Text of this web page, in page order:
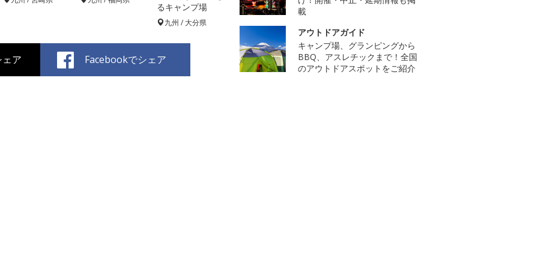
るキャンプ場
九州 / 大分県
ア Facebookでシェア
載
アウトドアガイド
キャンプ場、グランピングから
BBQ、アスレチックまで！全国
のアウトドアスポットをご紹介